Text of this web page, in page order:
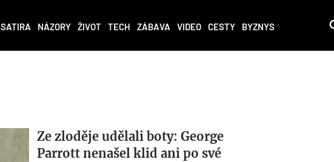
SATIRA NÁZORY ŽIVOT TECH ZÁBAVA VIDEO CESTY BYZNYS
Ze zloděje udělali boty: George
Parrott nenašel klid ani po své